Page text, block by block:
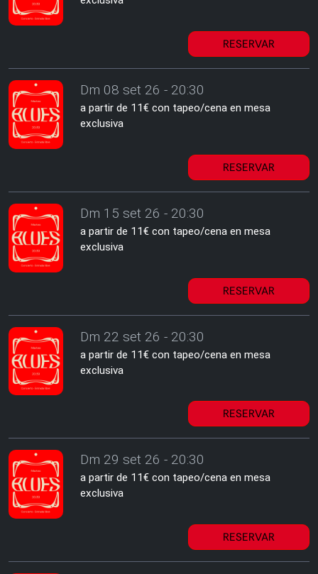
RESERVAR
Dm 08 set 26 - 20:30
a partir de 11€ con tapeo/cena en mesa
exclusiva
RESERVAR
Dm 15 set 26 - 20:30
a partir de 11€ con tapeo/cena en mesa
exclusiva
RESERVAR
Dm 22 set 26 - 20:30
a partir de 11€ con tapeo/cena en mesa
exclusiva
RESERVAR
Dm 29 set 26 - 20:30
a partir de 11€ con tapeo/cena en mesa
exclusiva
RESERVAR